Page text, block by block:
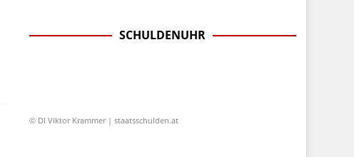
SCHULDENUHR
© DI Viktor Krammer | staatsschulden.at